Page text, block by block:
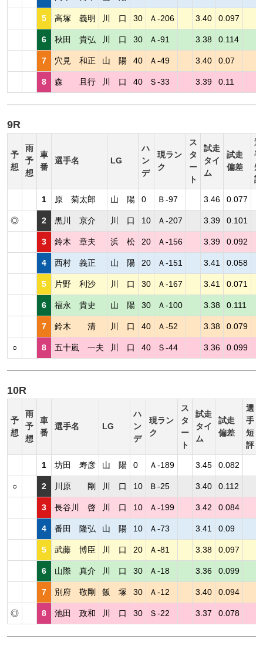
5 高塚 義明 川 口 30 Ａ-206 3.40 0.097
6 秋田 貴弘 川 口 30 Ａ-91 3.38 0.114
7 穴見 和正 山 陽 40 Ａ-49 3.40 0.07
8 森 且行 川 口 40 Ｓ-33 3.39 0.11
9R
予
想
雨
予
想
車
番
選手名 LG
ハ
ン
デ
現ラン
ク
ス
タ
ー
ト
試走
タイ
ム
試走
偏差
選
手
短
評
1 原 菊太郎 山 陽 0 Ｂ-97 3.46 0.077
◎ 2 黒川 京介 川 口 10 Ａ-207 3.39 0.101
3 鈴木 章夫 浜 松 20 Ａ-156 3.39 0.092
4 西村 義正 山 陽 20 Ａ-151 3.41 0.058
5 片野 利沙 川 口 30 Ａ-167 3.41 0.071
6 福永 貴史 山 陽 30 Ａ-100 3.38 0.111
7 鈴木 清 川 口 40 Ａ-52 3.38 0.079
○ 8 五十嵐 一夫 川 口 40 Ｓ-44 3.36 0.099
10R
予
想
雨
予
想
車
番
選手名 LG
ハ
ン
デ
現ラン
ク
ス
タ
ー
ト
試走
タイ
ム
試走
偏差
選
手
短
評
1 坊田 寿彦 山 陽 0 Ａ-189 3.45 0.082
○ 2 川原 剛 川 口 10 Ｂ-25 3.40 0.112
3 長谷川 啓 川 口 10 Ａ-199 3.42 0.084
4 番田 隆弘 山 陽 10 Ａ-73 3.41 0.09
5 武藤 博臣 川 口 20 Ａ-81 3.38 0.097
6 山際 真介 川 口 30 Ａ-18 3.36 0.099
7 別府 敬剛 飯 塚 30 Ａ-12 3.40 0.094
◎ 8 池田 政和 川 口 30 Ｓ-22 3.37 0.078